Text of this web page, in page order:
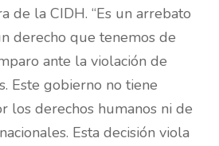
de la CIDH. “Es un arrebato
derecho que tenemos de
ante la violación de
Este gobierno no tiene
los derechos humanos ni de
Esta decisión viola